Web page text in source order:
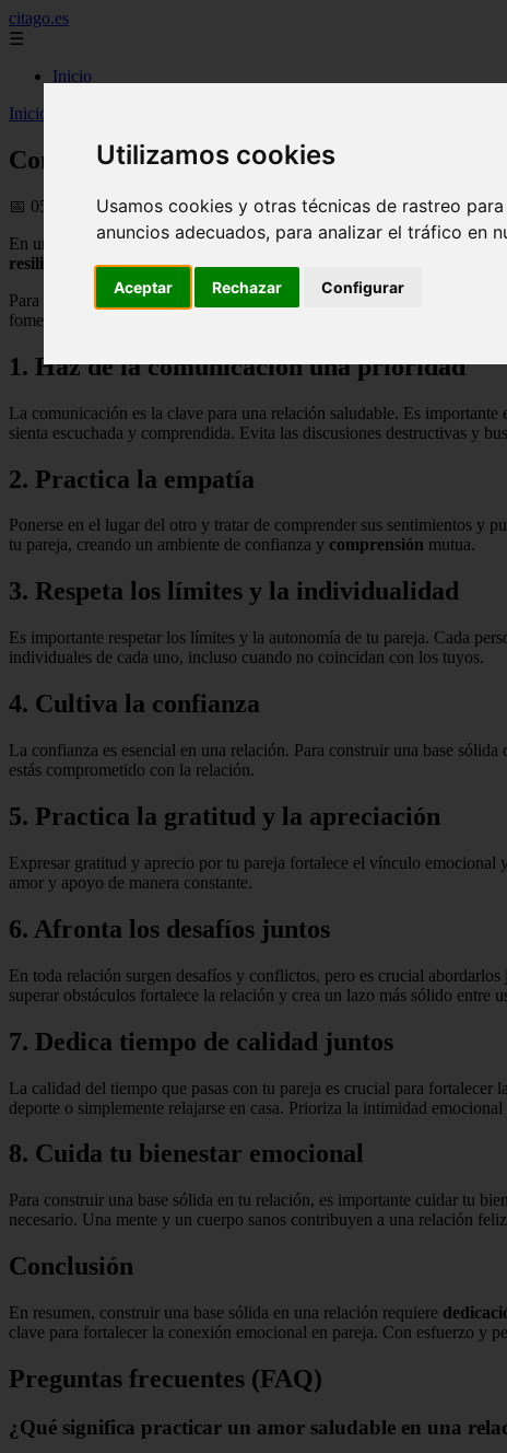
Utilizamos cookies
Usamos cookies y otras técnicas de rastreo
anuncios adecuados, para analizar el tráfico en
Aceptar Rechazar Configurar
citago.es
☰
Inicio
Inicio
Construyendo una base sólida: practicando
📅 05/09/2025
En una relación, es fundamental construir una sólida base deamor sano
resiliencia
pero con las herramientas adecuadas, es posible superar
Para construir una base sólida en una relación, es importante practicar
fomentar un amor sano en tu relación:
1. Haz de la comunicación una prioridad
La comunicación es la clave para una relación saludable. Es importante
sienta escuchada y comprendida. Evita las discusiones destructivas y
2. Practica la empatía
Ponerse en el lugar del otro y tratar de comprender sus sentimientos y
tu pareja, creando un ambiente de confianza y comprensión mutua.
3. Respeta los límites y la individualidad
Es importante respetar los límites y la autonomía de tu pareja. Cada
individuales de cada uno, incluso cuando no coincidan con los tuyos.
4. Cultiva la confianza
La confianza es esencial en una relación. Para construir una base
estás comprometido con la relación.
5. Practica la gratitud y la apreciación
Expresar gratitud y aprecio por tu pareja fortalece el vínculo emocional
amor y apoyo de manera constante.
6. Afronta los desafíos juntos
En toda relación surgen desafíos y conflictos, pero es crucial
superar obstáculos fortalece la relación y crea un lazo más sólido entre
7. Dedica tiempo de calidad juntos
La calidad del tiempo que pasas con tu pareja es crucial para
deporte o simplemente relajarse en casa. Prioriza la intimidad
8. Cuida tu bienestar emocional
Para construir una base sólida en tu relación, es importante cuidar tu
necesario. Una mente y un cuerpo sanos contribuyen a una relación
Conclusión
En resumen, construir una base sólida en una relación requiere
clave para fortalecer la conexión emocional en pareja. Con esfuerzo y
Preguntas frecuentes (FAQ)
¿Qué significa practicar un amor saludable en una